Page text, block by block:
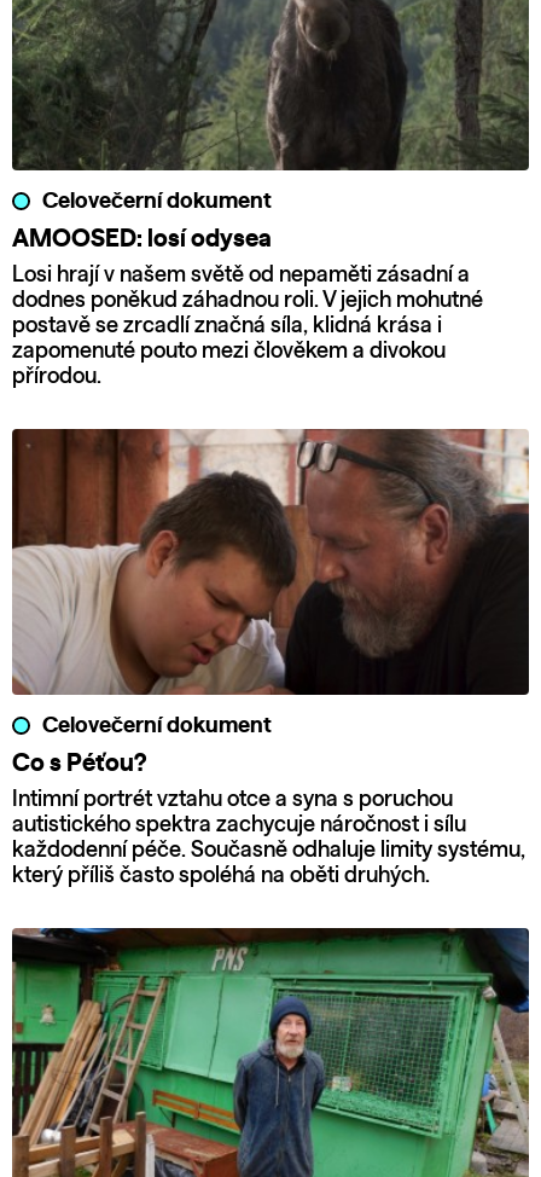
Celovečerní dokument
AMOOSED: losí odysea
Losi hrají v našem světě od nepaměti zásadní a
dodnes poněkud záhadnou roli. V jejich mohutné
postavě se zrcadlí značná síla, klidná krása i
zapomenuté pouto mezi člověkem a divokou
přírodou.
Celovečerní dokument
Co s Péťou?
Intimní portrét vztahu otce a syna s poruchou
autistického spektra zachycuje náročnost i sílu
každodenní péče. Současně odhaluje limity systému,
který příliš často spoléhá na oběti druhých.